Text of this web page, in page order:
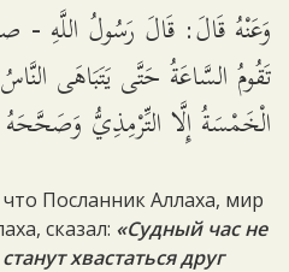
وَعَنْهُ قَالَ: قَالَ رَسُولُ اللَّهِ -
تَقُومُ السَّاعَةُ حَتَّى يَتَبَاهَى
الْخَمْسَةُ إِلَّا التِّرْمِذِيُّ
Посланник Аллаха, мир
сказал: «Судный час не
хвастаться друг